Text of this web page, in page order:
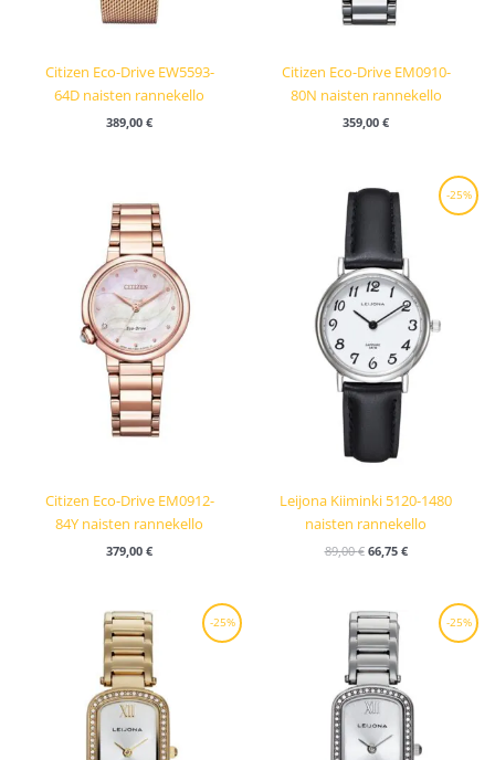
Citizen Eco-Drive EW5593-
64D naisten rannekello
389,00 €
Citizen Eco-Drive EM0910-
80N naisten rannekello
359,00 €
Citizen Eco-Drive EM0912-
84Y naisten rannekello
379,00 €
-25%
Leijona Kiiminki 5120-1480
naisten rannekello
89,00€
Alkuperäinen
hinta
89,00 €.
66,75 €
Nykyinen
-25%
Alkuperäinen
hinta
oli:
139,00 €.
Nykyinen
hinta
-25%
Alkuperäinen
hinta
oli:
129,00 €.
Nykyinen
hinta